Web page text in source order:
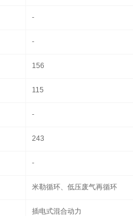
-
-
156
115
-
243
-
米勒循环、低压废气再循环
插电式混合动力